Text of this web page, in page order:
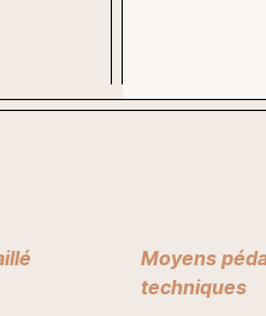
Moyens
techniques